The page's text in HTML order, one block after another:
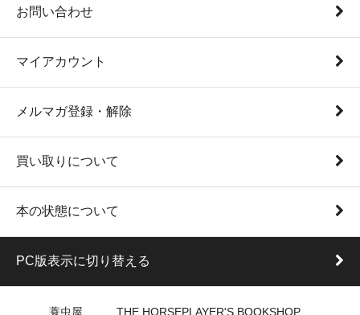
お問い合わせ
マイアカウント
メルマガ登録・解除
買い取りについて
本の状態について
PC版表示に切り替える
蓑虫屋 THE HORSEPLAYER'S BOOKSHOP